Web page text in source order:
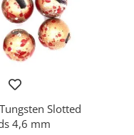
Slotted
4,6 mm